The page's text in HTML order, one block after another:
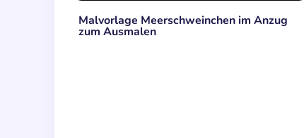
Malvorlage Meerschweinchen im Anzug
zum Ausmalen